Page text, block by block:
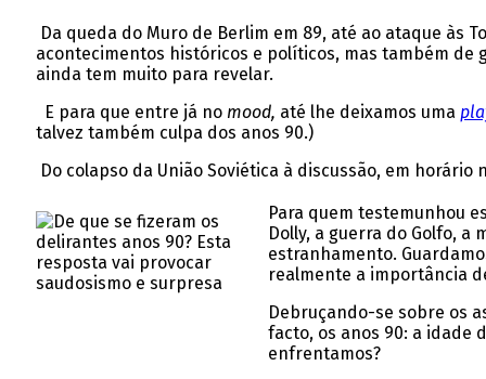
Da queda do Muro de Berlim em 89, até ao ataque às
acontecimentos históricos e políticos, mas também de
ainda tem muito para revelar.
E para que entre já no mood, até lhe deixamos uma
talvez também culpa dos anos 90.)
Do colapso da União Soviética à discussão, em
Para quem testemunhou
Dolly, a guerra do Golfo,
estranhamento.
realmente a importância
Debruçando-se sobre os
facto, os anos 90: a idade
enfrentamos?